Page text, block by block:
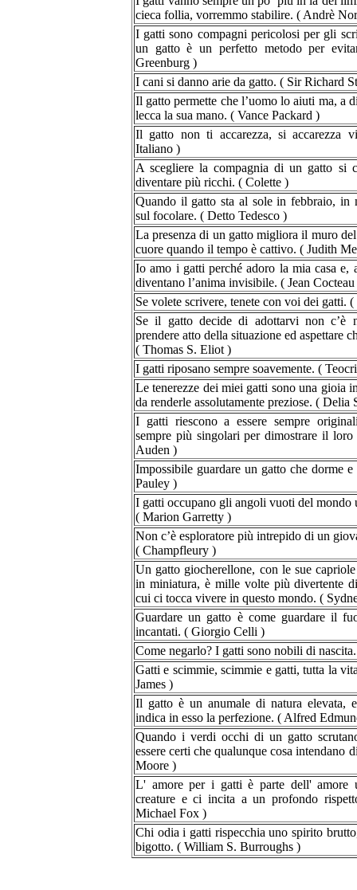
cieca follia, vorremmo stabilire. ( Andrè
I gatti sono compagni pericolosi per gli
un gatto è un perfetto metodo per
Greenburg )
I cani si danno arie da gatto. ( Sir Richard
Il gatto permette che l’uomo lo aiuti ma, a
lecca la sua mano. ( Vance Packard )
Il gatto non ti accarezza, si accarezza
Italiano )
A scegliere la compagnia di un gatto si
diventare più ricchi. ( Colette )
Quando il gatto sta al sole in febbraio, in
sul focolare. ( Detto Tedesco )
La presenza di un gatto migliora il muro
cuore quando il tempo è cattivo. ( Judith
Io amo i gatti perché adoro la mia casa e,
diventano l’anima invisibile. ( Jean Cocteau
Se volete scrivere, tenete con voi dei gatti.
Se il gatto decide di adottarvi non c’è
prendere atto della situazione ed aspettare
( Thomas S. Eliot )
I gatti riposano sempre soavemente. (
Le tenerezze dei miei gatti sono una gioia
da renderle assolutamente preziose. ( Delia
I gatti riescono a essere sempre
sempre più singolari per dimostrare il
Auden )
Impossibile guardare un gatto che dorme
Pauley )
I gatti occupano gli angoli vuoti del mondo
( Marion Garretty )
Non c’è esploratore più intrepido di un
( Champfleury )
Un gatto giocherellone, con le sue
in miniatura, è mille volte più divertente
cui ci tocca vivere in questo mondo. (
Guardare un gatto è come guardare il
incantati. ( Giorgio Celli )
Come negarlo? I gatti sono nobili di
Gatti e scimmie, scimmie e gatti, tutta la
James )
Il gatto è un anumale di natura elevata,
indica in esso la perfezione. ( Alfred
Quando i verdi occhi di un gatto
essere certi che qualunque cosa intendano
Moore )
L' amore per i gatti è parte dell' amore
creature e ci incita a un profondo
Michael Fox )
Chi odia i gatti rispecchia uno spirito
bigotto. ( William S. Burroughs )